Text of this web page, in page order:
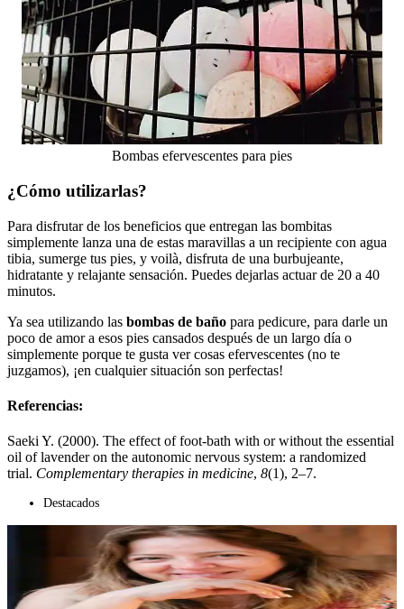
Bombas efervescentes para pies
¿Cómo utilizarlas?
Para disfrutar de los beneficios que entregan las bombitas
simplemente lanza una de estas maravillas a un recipiente con agua
tibia, sumerge tus pies, y voilà, disfruta de una burbujeante,
hidratante y relajante sensación. Puedes dejarlas actuar de 20 a 40
minutos.
Ya sea utilizando las bombas de baño para pedicure, para darle un
poco de amor a esos pies cansados después de un largo día o
simplemente porque te gusta ver cosas efervescentes (no te
juzgamos), ¡en cualquier situación son perfectas!
Referencias:
Saeki Y. (2000). The effect of foot-bath with or without the essential
oil of lavender on the autonomic nervous system: a randomized
trial. Complementary therapies in medicine, 8(1), 2–7.
Destacados